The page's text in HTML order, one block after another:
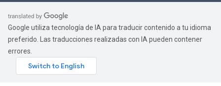
Google utiliza tecnología de IA para traducir contenido a tu idioma
preferido. Las traducciones realizadas con IA pueden contener
errores.